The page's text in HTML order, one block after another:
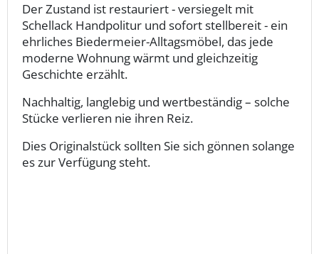
Der Zustand ist restauriert - versiegelt mit
Schellack Handpolitur und sofort stellbereit - ein
ehrliches Biedermeier-Alltagsmöbel, das jede
moderne Wohnung wärmt und gleichzeitig
Geschichte erzählt.
Nachhaltig, langlebig und wertbeständig – solche
Stücke verlieren nie ihren Reiz.
Dies Originalstück sollten Sie sich gönnen solange
es zur Verfügung steht.